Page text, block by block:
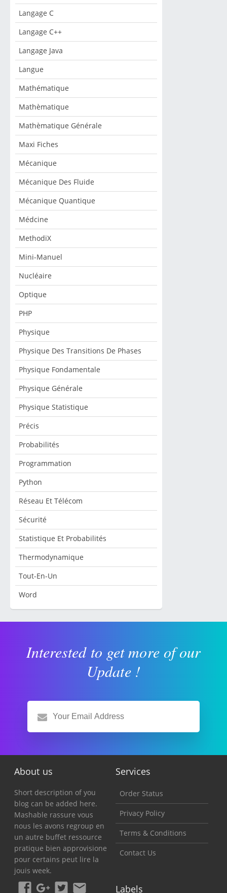
Langage C
Langage C++
Langage Java
Langue
Mathématique
Mathèmatique
Mathèmatique Générale
Maxi Fiches
Mécanique
Mécanique Des Fluide
Mécanique Quantique
Médcine
MethodiX
Mini-Manuel
Nucléaire
Optique
PHP
Physique
Physique Des Transitions De Phases
Physique Fondamentale
Physique Générale
Physique Statistique
Précis
Probabilités
Programmation
Python
Réseau Et Télécom
Sécurité
Statistique Et Probabilités
Thermodynamique
Tout-En-Un
Word
Interested to get more of our
Update !
About us
Short description of you
blog can be added here.
Mashable rassure vous
nous les avons regroup en
un autre buffet ressource
pratique bien approvisione
pour certains peut lire la
jouis week.
Services
Order Status
Privacy Policy
Terms & Conditions
Contact Us
Labels